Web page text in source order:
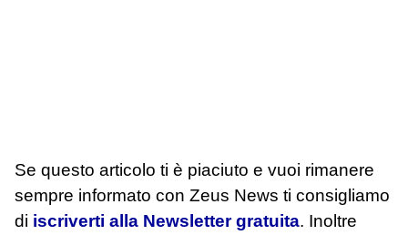
Se questo articolo ti è piaciuto e vuoi rimanere
sempre informato con Zeus News ti consigliamo
di iscriverti alla Newsletter gratuita. Inoltre